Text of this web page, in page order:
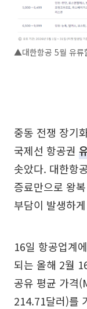
▲대한항공 5월 유류
중동 전쟁 장기
국제선 항공권
솟았다. 대한항
증료만으로 왕
부담이 발생하
16일 항공업계
되는 올해 2월
공유 평균 가격
214.71달러)를